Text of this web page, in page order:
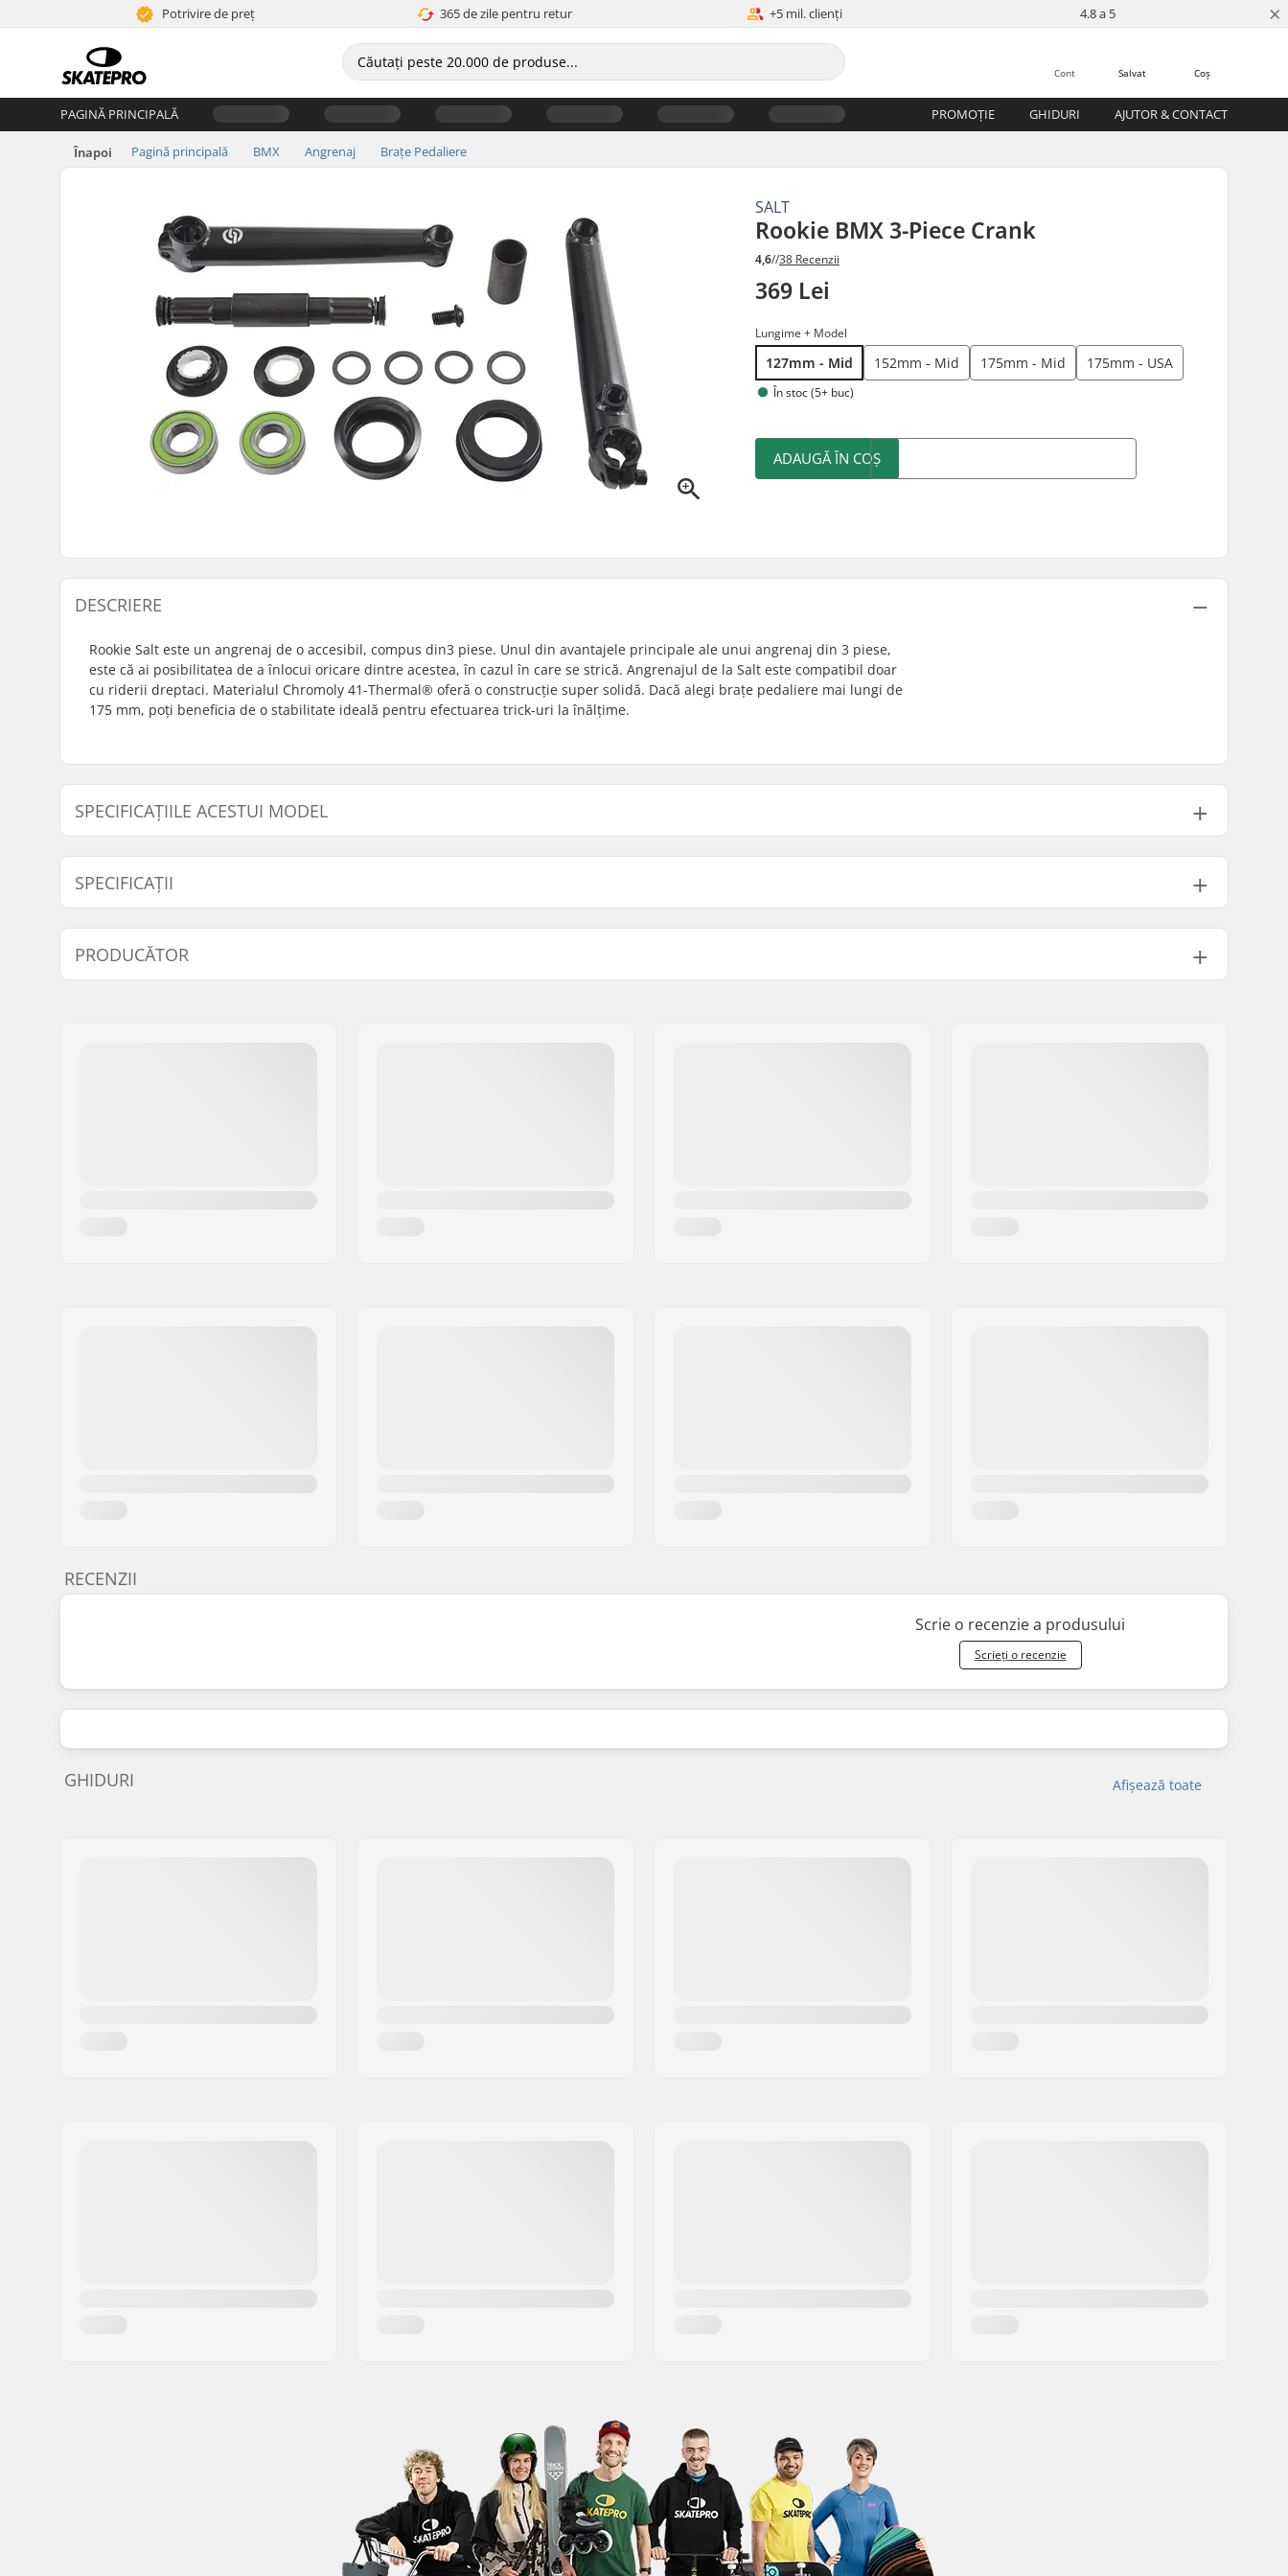
Potrivire de preț 365 de zile pentru retur +5 mil. clienți 4.8 a 5 ×
Coș
Salvat
Cont
PAGINĂ PRINCIPALĂ PROMOȚIE GHIDURI AJUTOR & CONTACT
Înapoi Pagină principală BMX Angrenaj Brațe Pedaliere
SALT
Rookie BMX 3-Piece Crank
4,6//38 Recenzii
369 Lei
Lungime + Model
127mm - Mid 152mm - Mid 175mm - Mid 175mm - USA
În stoc (5+ buc)
ADAUGĂ ÎN COȘ
DESCRIERE
Rookie Salt este un angrenaj de o accesibil, compus din3 piese. Unul din avantajele principale ale unui angrenaj din 3 piese,
este că ai posibilitatea de a înlocui oricare dintre acestea, în cazul în care se strică. Angrenajul de la Salt este compatibil doar
cu riderii dreptaci. Materialul Chromoly 41-Thermal® oferă o construcție super solidă. Dacă alegi brațe pedaliere mai lungi de
175 mm, poți beneficia de o stabilitate ideală pentru efectuarea trick-uri la înălțime.
SPECIFICAȚIILE ACESTUI MODEL
127mm - Mid
152mm - Mid 152mm, Trei bucăți
Mid
175mm - USA
175mm, Trei bucăți American (AMER)
SPECIFICAȚII
Driver side:
Dreapta
Diametrul axei manivelei:
Montare foaie angrenaj:
19mm, Bolt Drive
Design-ul angrenajului:
Tubular
Greutate:
1463g
PRODUCĂTOR
RECENZII
Scrie o recenzie a produsului
Scrieți o recenzie
Afișează toate
GHIDURI